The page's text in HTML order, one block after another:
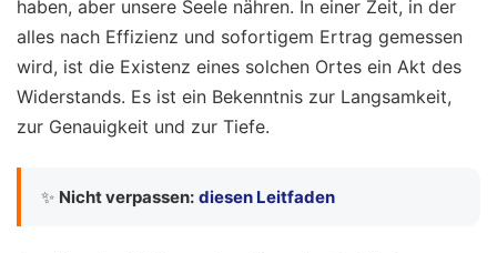
haben, aber unsere Seele nähren. In einer Zeit, in der
alles nach Effizienz und sofortigem Ertrag gemessen
wird, ist die Existenz eines solchen Ortes ein Akt des
Widerstands. Es ist ein Bekenntnis zur Langsamkeit,
zur Genauigkeit und zur Tiefe.
✨ Nicht verpassen: diesen Leitfaden